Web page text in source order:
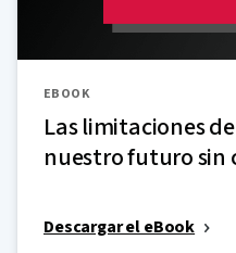
EBOOK
Las limitaciones de
nuestro futuro sin
Descargar el eBook